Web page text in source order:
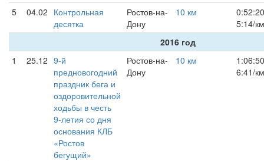
5 04.02 Контрольная
десятка
Ростов-на-
Дону
10 км
0:52:20
5:14/км
2016 год
1
25.12 9-й
предновогодний
праздник бега и
оздоровительной
ходьбы в честь
9-летия со дня
основания КЛБ
«Ростов
бегущий»
Ростов-на-
Дону
10 км
1:06:50
6:41/км